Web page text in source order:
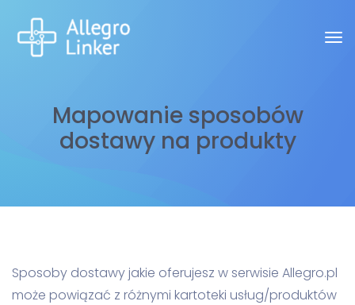
Mapowanie sposobów
dostawy na produkty
Sposoby dostawy jakie oferujesz w serwisie Allegro.pl
może powiązać z różnymi kartoteki usług/produktów